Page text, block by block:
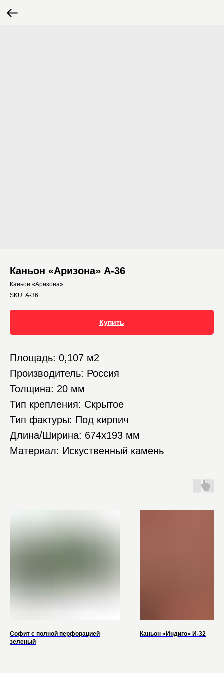
Каньон «Аризона» А-36
Каньон «Аризона»
SKU: А-36
Купить
Площадь: 0,107 м2
Производитель: Россия
Толщина: 20 мм
Тип крепления: Скрытое
Тип фактуры: Под кирпич
Длина/Ширина: 674х193 мм
Материал: Искуственный камень
Софит с полной перфорацией
зеленый
Каньон «Индиго» И-32